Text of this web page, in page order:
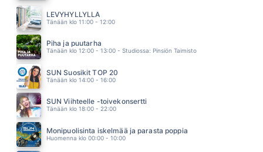
ARJA KORISEVA
03.30
LUMOTTU APINA
03.27
MEJA
03.24
LEVYHYLLYLLÄ
Tänään klo 11:00 - 12:00
Piha ja puutarha
Tänään klo 12:00 - 13:00 - Studiossa: Pinsiön Taimisto
SUN Suosikit TOP 20
Tänään klo 14:00 - 16:00
SUN Viihteelle -toivekonsertti
Tänään klo 18:00 - 22:00
Monipuolisinta iskelmää ja parasta poppia
Huomenna klo 00:00 - 10:00